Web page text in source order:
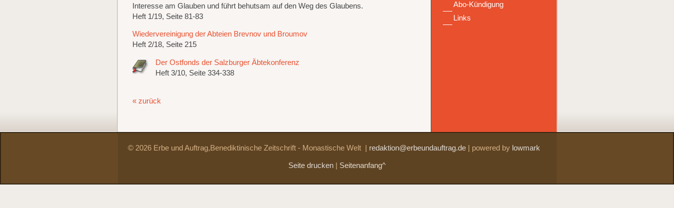
Abo-Kündigung
Links
Interesse am Glauben und führt behutsam auf den Weg des Glaubens.
Heft 1/19, Seite 81-83
Wiedervereinigung der Abteien Brevnov und Broumov
Heft 2/18, Seite 215
Der Ostfonds der Salzburger Äbtekonferenz
Heft 3/10, Seite 334-338
« zurück
© 2026 Erbe und Auftrag,Benediktinische Zeitschrift - Monastische Welt | redaktion@erbeundauftrag.de| powered by lowmark
Seite drucken Seitenanfang^